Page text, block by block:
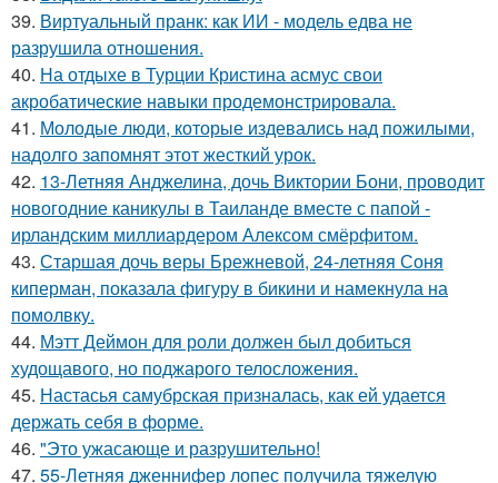
39. Виртуальный пранк: как ИИ - модель едва не
разрушила отношения.
40. На отдыхе в Турции Кристина асмус свои
акробатические навыки продемонстрировала.
41. Молодые люди, которые издевались над пожилыми,
надолго запомнят этот жесткий урок.
42. 13-Летняя Анджелина, дочь Виктории Бони, проводит
новогодние каникулы в Таиланде вместе с папой -
ирландским миллиардером Алексом смёрфитом.
43. Старшая дочь веры Брежневой, 24-летняя Соня
киперман, показала фигуру в бикини и намекнула на
помолвку.
44. Мэтт Деймон для роли должен был добиться
худощавого, но поджарого телосложения.
45. Настасья самубрская призналась, как ей удается
держать себя в форме.
46. "Это ужасающе и разрушительно!
47. 55-Летняя дженнифер лопес получила тяжелую